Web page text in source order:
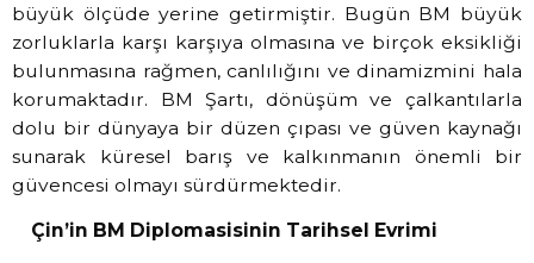
büyük ölçüde yerine getirmiştir. Bugün BM büyük
zorluklarla karşı karşıya olmasına ve birçok eksikliği
bulunmasına rağmen, canlılığını ve dinamizmini hala
korumaktadır. BM Şartı, dönüşüm ve çalkantılarla
dolu bir dünyaya bir düzen çıpası ve güven kaynağı
sunarak küresel barış ve kalkınmanın önemli bir
güvencesi olmayı sürdürmektedir.
Çin’in BM Diplomasisinin Tarihsel Evrimi